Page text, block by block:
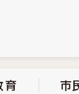
育 市